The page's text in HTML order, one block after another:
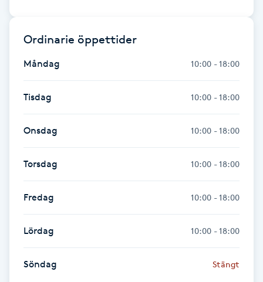
Fransförlängning Megavolym
Fransförlängning Volym
Fransk manikyr
Fransrengöring
Frekvensterapi
Friskvård
Friskvårdsmassage
Ordinarie öppettider
Måndag 10:00 - 18:00
Tisdag 10:00 - 18:00
Onsdag 10:00 - 18:00
Torsdag 10:00 - 18:00
Fredag 10:00 - 18:00
Lördag 10:00 - 18:00
Söndag Stängt